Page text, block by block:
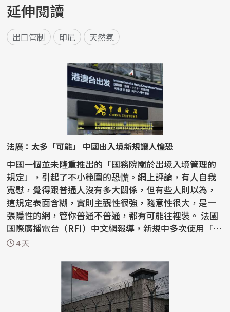
延伸閱讀
出口管制 印尼 天然氣
法廣：太多「可能」 中國出入境新規讓人惶恐
中國一個並未隆重推出的「國務院關於出境入境管理的
規定」，引起了不小範圍的恐慌。網上評論，有人自我
寬慰，覺得跟普通人沒有多大關係，但有些人則以為，
這規定表面含糊，實則主觀性很強，隨意性很大，是一
張隱性的網，管你普通不普通，都有可能往裡裝。 法國
國際廣播電台（RFI）中文網報導，新規中多次使用「可
能...4 天